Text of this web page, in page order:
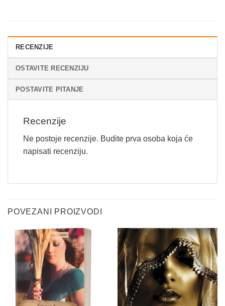
RECENZIJE
OSTAVITE RECENZIJU
POSTAVITE PITANJE
Recenzije
Ne postoje recenzije. Budite prva osoba koja će
napisati recenziju.
E
m
i
l
*
Email*
Pitanje
POVEZANI PROIZVODI